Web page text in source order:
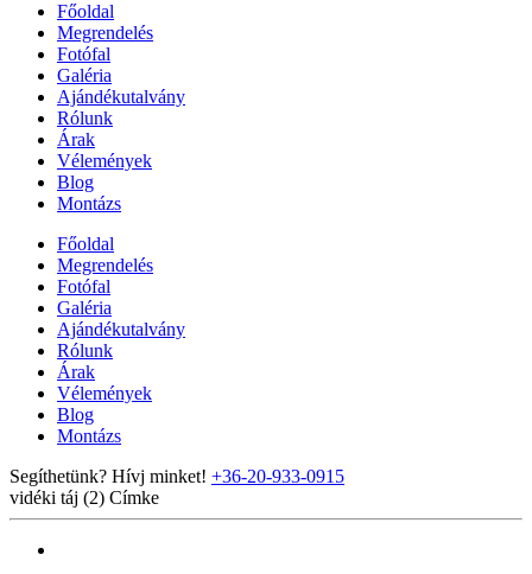
Főoldal
Megrendelés
Fotófal
Galéria
Ajándékutalvány
Rólunk
Árak
Vélemények
Blog
Montázs
Főoldal
Megrendelés
Fotófal
Galéria
Ajándékutalvány
Rólunk
Árak
Vélemények
Blog
Montázs
Segíthetünk? Hívj minket! +36-20-933-0915
vidéki táj (2) Címke